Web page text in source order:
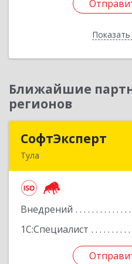
Ближайшие
регионов
СофтЭксперт
Тула
Внедрений
1С:Специалист